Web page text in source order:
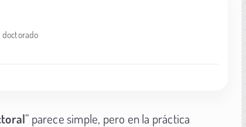
doctorado
” parece simple, pero en la práctica